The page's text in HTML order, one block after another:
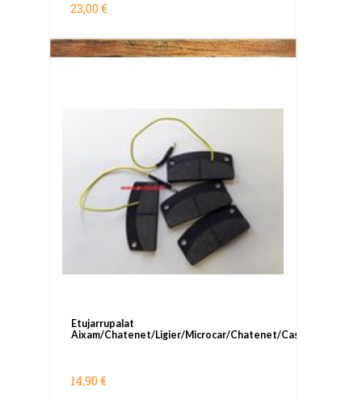
23,00 €
Etujarrupalat
Aixam/Chatenet/Ligier/Microcar/Chatenet/Casalini
14,90 €